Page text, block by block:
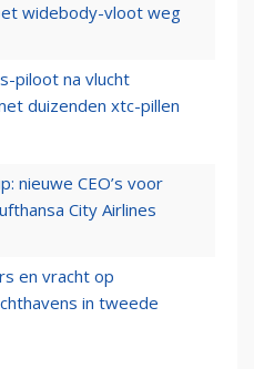
widebody-vloot weg
piloot na vlucht
duizenden xtc-pillen
nieuwe CEO’s voor
City Airlines
en vracht op
in tweede